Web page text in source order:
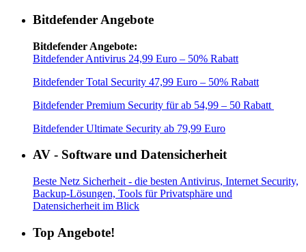
Bitdefender Angebote
Bitdefender Angebote:
Bitdefender Antivirus 24,99 Euro – 50% Rabatt
Bitdefender Total Security 47,99 Euro – 50% Rabatt
Bitdefender Premium Security für ab 54,99 – 50 Rabatt
Bitdefender Ultimate Security ab 79,99 Euro
AV - Software und Datensicherheit
Beste Netz Sicherheit - die besten Antivirus, Internet Security,
Backup-Lösungen, Tools für Privatsphäre und
Datensicherheit im Blick
Top Angebote!